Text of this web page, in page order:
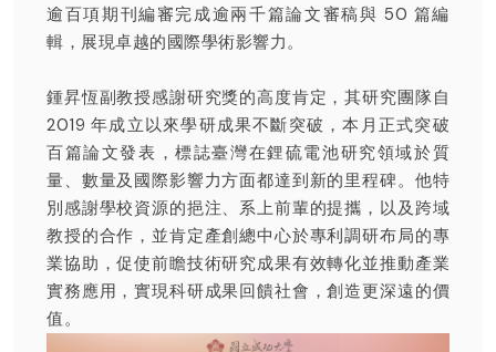
逾百項期刊編審完成逾兩千篇論文審稿與 50 篇編
輯，展現卓越的國際學術影響力。
鍾昇恆副教授感謝研究獎的高度肯定，其研究團隊自
2019 年成立以來學研成果不斷突破，本月正式突破
百篇論文發表，標誌臺灣在鋰硫電池研究領域於質
量、數量及國際影響力方面都達到新的里程碑。他特
別感謝學校資源的挹注、系上前輩的提攜，以及跨域
教授的合作，並肯定產創總中心於專利調研布局的專
業協助，促使前瞻技術研究成果有效轉化並推動產業
實務應用，實現科研成果回饋社會，創造更深遠的價
值。